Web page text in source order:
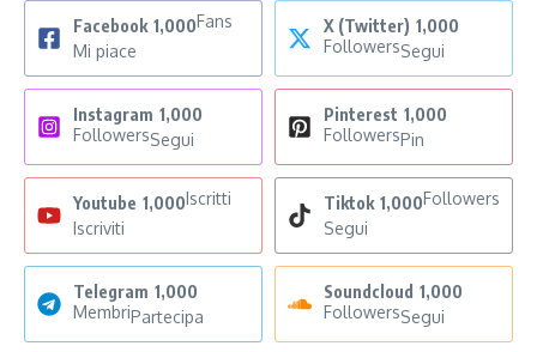
Facebook 1,000Fans
Mi piace
X (Twitter) 1,000
FollowersSegui
Instagram 1,000
FollowersSegui
Pinterest 1,000
FollowersPin
Youtube 1,000Iscritti
Iscriviti
Tiktok 1,000Followers
Segui
Telegram 1,000
MembriPartecipa
Soundcloud 1,000
FollowersSegui